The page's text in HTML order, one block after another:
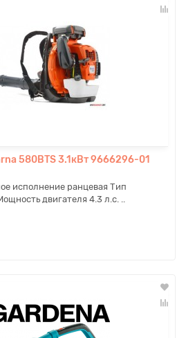
580BTS 3.1кВт 9666296-01
исполнение ранцевая Тип
двигателя 4.3 л.с. ..